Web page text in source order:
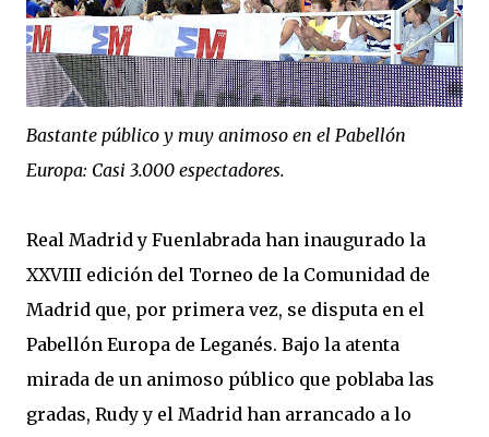
Bastante público y muy animoso en el Pabellón
Europa: Casi 3.000 espectadores.
Real Madrid y Fuenlabrada han inaugurado la
XXVIII edición del Torneo de la Comunidad de
Madrid que, por primera vez, se disputa en el
Pabellón Europa de Leganés. Bajo la atenta
mirada de un animoso público que poblaba las
gradas, Rudy y el Madrid han arrancado a lo